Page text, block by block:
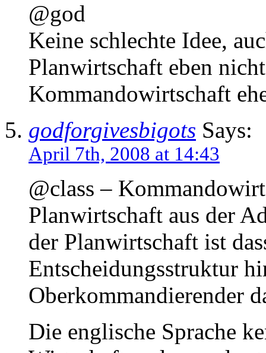
@god
Keine schlechte Idee,
Planwirtschaft eben
Kommandowirtschaft
godforgivesbigots Says:
April 7th, 2008 at 14:43
@class –
Planwirtschaft aus der
der Planwirtschaft ist
Entscheidungsstruktur
Oberkommandierender
Die englische Sprache